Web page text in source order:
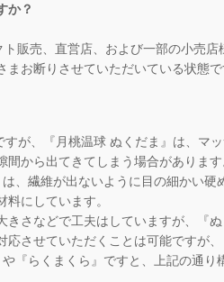
か？
販売、直営店、および一部の小売
お断りさせていただいている状態
が、『月桃温球 ぬくだま』は、
から出てきてしまう場合がありま
、繊維が出ないように目の細かい
にしています。
さなどで工夫はしていますが、『
させていただくことは可能ですが
らくまくら』ですと、上記の通